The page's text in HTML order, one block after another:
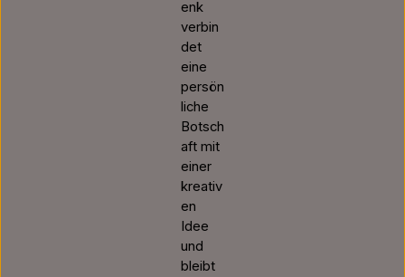
enk
verbin
det
eine
persön
liche
Botsch
aft mit
einer
kreativ
en
Idee
und
bleibt